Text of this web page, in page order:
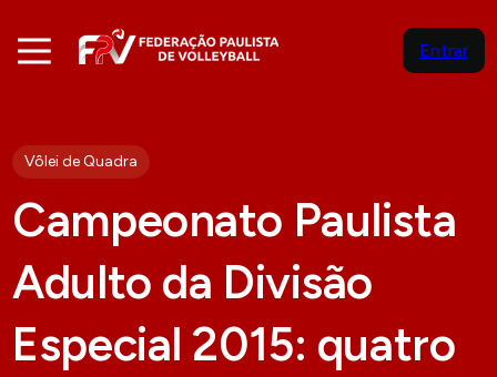
Entrar
Vôlei de Quadra
Campeonato Paulista
Adulto da Divisão
Especial 2015: quatro